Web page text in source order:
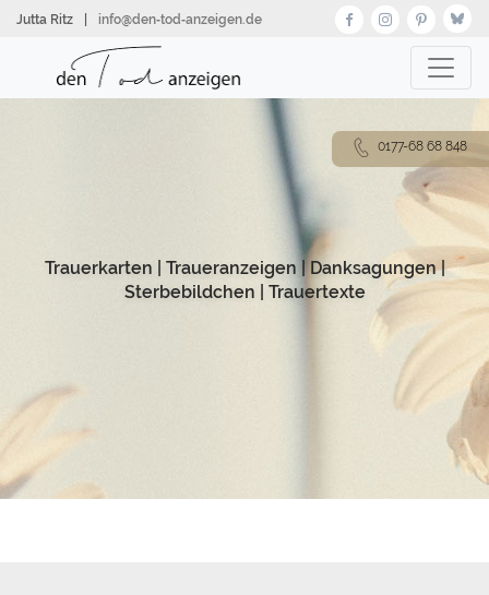
zumJutta Ritz info@den‑tod‑anzeigen.de
Trauerkarten Traueranzeigen |Danksagungen|
Sterbebildchen
Trauertexte
0177-68 68 848